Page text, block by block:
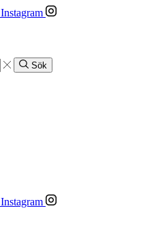
Instagram
Sök
Instagram